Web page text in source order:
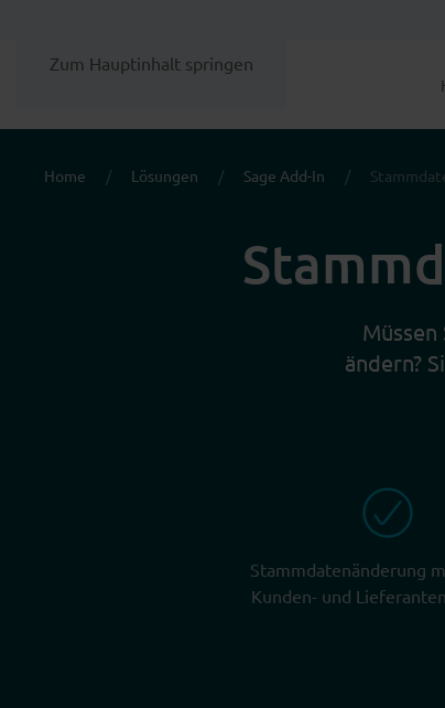
Zum Hauptinhalt springen
Home Lösungen Sage Add-In
ändern?
Stammdatenänderung
Kunden- und